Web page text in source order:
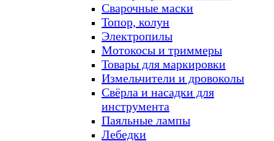
Сварочные маски
Топор, колун
Электропилы
Мотокосы и триммеры
Товары для маркировки
Измельчители и дровоколы
Свёрла и насадки для
инструмента
Паяльные лампы
Лебедки